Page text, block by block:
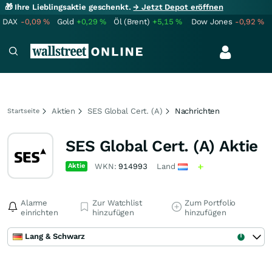
🎁 Ihre Lieblingsaktie geschenkt.→ Jetzt Depot eröffnen
DAX -0,09% Gold +0,29% Öl (Brent) +5,15% Dow Jones -0,92%
Startseite Aktien SES Global Cert. (A) Nachrichten
SES Global Cert. (A) Aktie
Aktie WKN:914993 Land
Alarme
einrichten
Zur Watchlist
hinzufügen
Zum Portfolio
hinzufügen
Lang & Schwarz